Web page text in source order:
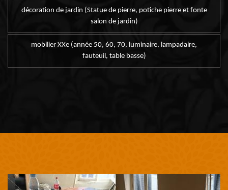
décoration de jardin (Statue de pierre, potiche pierre et fonte
salon de jardin)
mobilier XXe (année 50, 60, 70, luminaire, lampadaire,
fauteuil, table basse)